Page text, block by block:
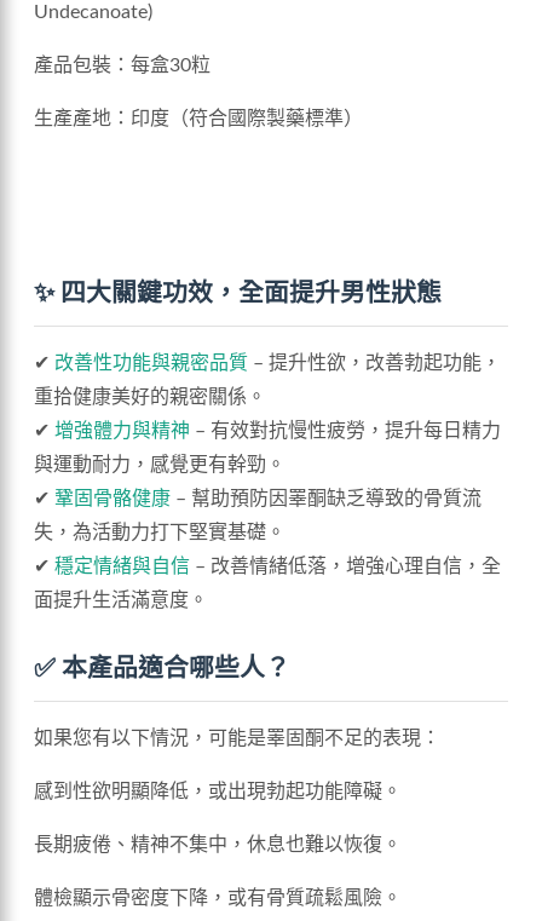
Undecanoate)
產品包裝：每盒30粒
生產產地：印度（符合國際製藥標準）
✨ 四大關鍵功效，全面提升男性狀態
✔ 改善性功能與親密品質 – 提升性欲，改善勃起功能，
重拾健康美好的親密關係。
✔ 增強體力與精神 – 有效對抗慢性疲勞，提升每日精力
與運動耐力，感覺更有幹勁。
✔ 鞏固骨骼健康 – 幫助預防因睪酮缺乏導致的骨質流
失，為活動力打下堅實基礎。
✔ 穩定情緒與自信 – 改善情緒低落，增強心理自信，全
面提升生活滿意度。
✅ 本產品適合哪些人？
如果您有以下情況，可能是睪固酮不足的表現：
感到性欲明顯降低，或出現勃起功能障礙。
長期疲倦、精神不集中，休息也難以恢復。
體檢顯示骨密度下降，或有骨質疏鬆風險。